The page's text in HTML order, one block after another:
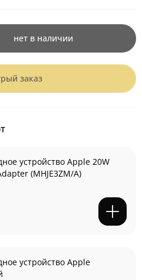
нет в наличии
заказ
устройство Apple 20W
(MHJE3ZM/A)
устройство Apple